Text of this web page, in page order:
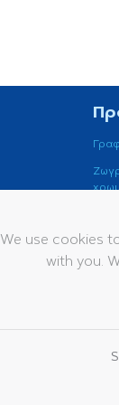
We use cookies
with you.